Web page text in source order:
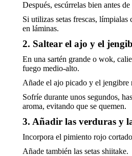
Después, escúrrelas bien antes
Si utilizas setas frescas,
en láminas.
2. Saltear el ajo y el
En una sartén grande o wok,
fuego medio-alto.
Añade el ajo picado y el jengibre
Sofríe durante unos segundos,
aroma, evitando que se quemen.
3. Añadir las verduras y
Incorpora el pimiento rojo
Añade también las setas shiitake.